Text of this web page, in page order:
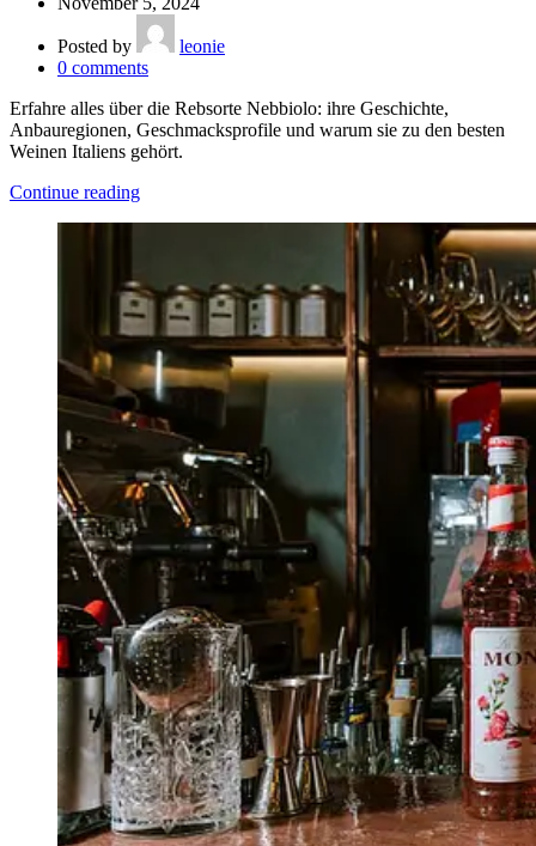
Posted by
leonie
0 comments
Erfahre alles über die Rebsorte Nebbiolo: ihre Geschichte,
Anbauregionen, Geschmacksprofile und warum sie zu den besten
Weinen Italiens gehört.
Continue reading